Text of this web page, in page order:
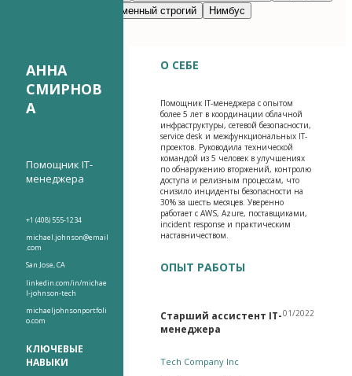
Современный строгий Нимбус
АННА
СМИРНОВ
А
Помощник IT-
менеджера
+1 (408) 555-1234
michael.johnson@email
.com
San Jose, CA
linkedin.com/in/michae
l-johnson-tech
michaeljohnsonportfoli
o.com
КЛЮЧЕВЫЕ
НАВЫКИ
О СЕБЕ
Помощник IT-менеджера с опытом
более 5 лет в координации облачной
инфраструктуры, сетевой безопасности,
service desk и межфункциональных IT-
проектов. Руководила технической
командой из 5 человек в улучшениях
по обнаружению вторжений, контролю
доступа и релизным процессам, что
снизило инциденты безопасности на
30% за шесть месяцев. Уверенно
работает с AWS, Azure, поставщиками,
incident response и практическим
наставничеством.
ОПЫТ РАБОТЫ
Старший ассистент IT-
менеджера
01/2022
Tech Company Inc